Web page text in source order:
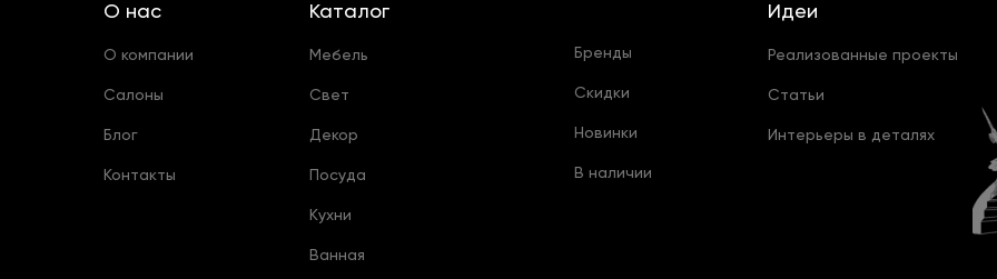
О нас
О компании
Салоны
Блог
Контакты
Каталог
Мебель
Свет
Декор
Посуда
Кухни
Ванная
Идеи
Реализованные проекты
Статьи
Интерьеры в деталях
Бренды
Скидки
Новинки
В наличии